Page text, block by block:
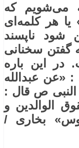
می‌شویم که
هر کلمه‌ای
ناپسند
گفتن سخنانی
این باره
: «عن عبدالله
ص قال :
الوالدین و
بخاری /